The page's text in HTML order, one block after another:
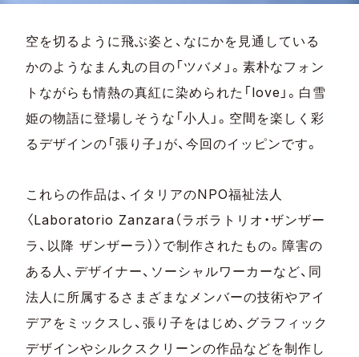
空を切るように飛ぶ姿と、なにかを見通している
かのようなまん丸の目の「ツバメ」。素朴なフォン
トながらも情熱の真紅に染められた「love」。白雪
姫の物語に登場しそうな「小人」。空間を楽しく彩
るデザインの「張り子」が、今回のイッピンです。
これらの作品は、イタリアのNPO福祉法人
〈Laboratorio Zanzara（ラボラトリオ・ザンザー
ラ、以降 ザンザーラ）〉で制作されたもの。障害の
ある人、デザイナー、ソーシャルワーカーなど、同
法人に所属するさまざまなメンバーの技術やアイ
デアをミックスし、張り子をはじめ、グラフィック
デザインやシルクスクリーンの作品などを制作し